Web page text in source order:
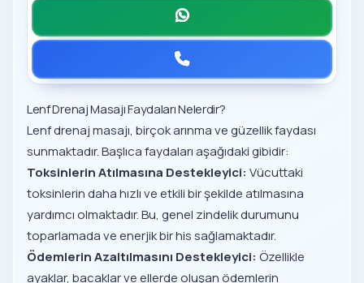
Lenf Drenaj Masajı Faydaları Nelerdir?
Lenf drenaj masajı, birçok arınma ve güzellik faydası
sunmaktadır. Başlıca faydaları aşağıdaki gibidir:
Toksinlerin Atılmasına Destekleyici: Vücuttaki
toksinlerin daha hızlı ve etkili bir şekilde atılmasına
yardımcı olmaktadır. Bu, genel zindelik durumunu
toparlamada ve enerjik bir his sağlamaktadır.
Ödemlerin Azaltılmasını Destekleyici: Özellikle
ayaklar, bacaklar ve ellerde oluşan ödemlerin